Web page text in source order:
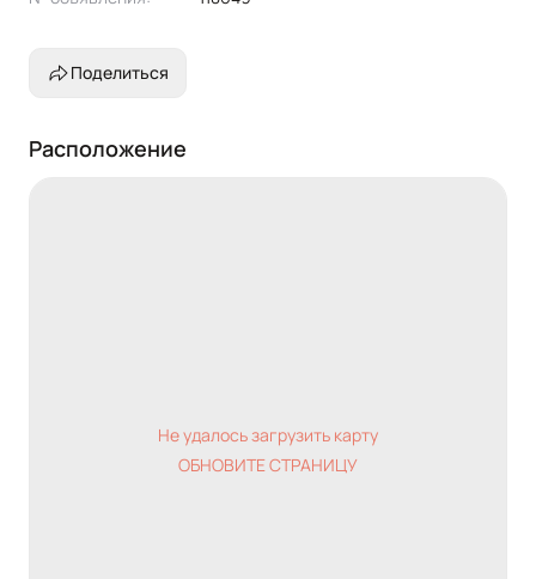
Поделиться
Расположение
Не удалось загрузить карту
ОБНОВИТЕ СТРАНИЦУ